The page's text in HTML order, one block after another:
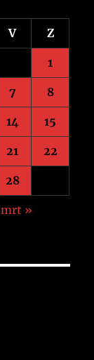
V Z
1
7 8
14 15
21 22
28
mrt »